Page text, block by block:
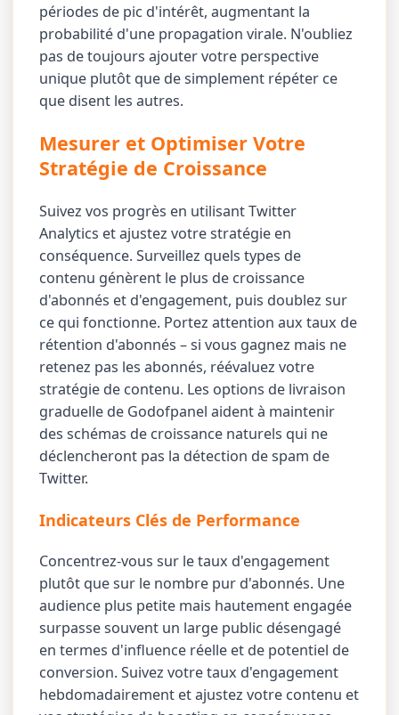
périodes de pic d'intérêt, augmentant la
probabilité d'une propagation virale. N'oubliez
pas de toujours ajouter votre perspective
unique plutôt que de simplement répéter ce
que disent les autres.
Mesurer et Optimiser Votre
Stratégie de Croissance
Suivez vos progrès en utilisant Twitter
Analytics et ajustez votre stratégie en
conséquence. Surveillez quels types de
contenu génèrent le plus de croissance
d'abonnés et d'engagement, puis doublez sur
ce qui fonctionne. Portez attention aux taux de
rétention d'abonnés – si vous gagnez mais ne
retenez pas les abonnés, réévaluez votre
stratégie de contenu. Les options de livraison
graduelle de Godofpanel aident à maintenir
des schémas de croissance naturels qui ne
déclencheront pas la détection de spam de
Twitter.
Indicateurs Clés de Performance
Concentrez-vous sur le taux d'engagement
plutôt que sur le nombre pur d'abonnés. Une
audience plus petite mais hautement engagée
surpasse souvent un large public désengagé
en termes d'influence réelle et de potentiel de
conversion. Suivez votre taux d'engagement
hebdomadairement et ajustez votre contenu et